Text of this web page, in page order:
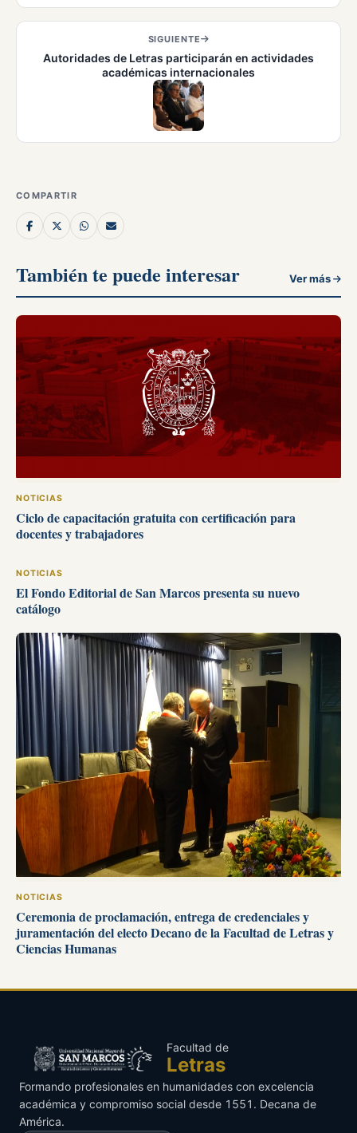
SIGUIENTE
Autoridades de Letras participarán en actividades
académicas internacionales
COMPARTIR
También te puede interesar Ver más
NOTICIAS
Ciclo de capacitación gratuita con certificación para
docentes y trabajadores
NOTICIAS
El Fondo Editorial de San Marcos presenta su nuevo
catálogo
NOTICIAS
Ceremonia de proclamación, entrega de credenciales y
juramentación del electo Decano de la Facultad de Letras y
Ciencias Humanas
Facultad de
Letras
Formando profesionales en humanidades con excelencia
académica y compromiso social desde 1551. Decana de
América.